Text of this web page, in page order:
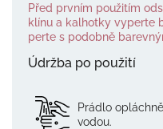
Před prvním použitím
klínu a kalhotky vyperte
perte s podobně
Údržba po použití
Prádlo
vodou.